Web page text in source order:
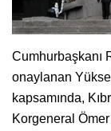
Cumhurbaşkanı
onaylanan
kapsamında,
Korgeneral